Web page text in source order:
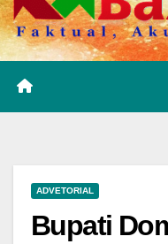
ADVETORIAL
Bupati